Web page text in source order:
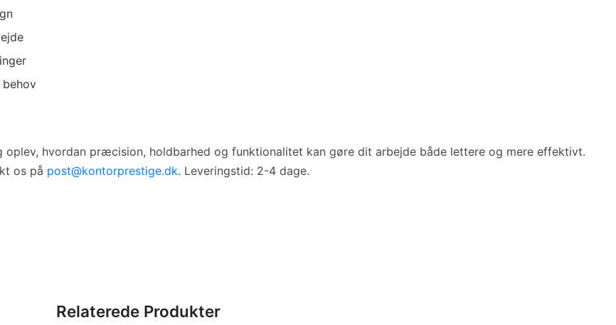
oplev, hvordan præcision, holdbarhed og funktionalitet kan gøre dit arbejde både lettere og mere effektivt.
os på post@kontorprestige.dk. Leveringstid: 2-4 dage.
Relaterede Produkter